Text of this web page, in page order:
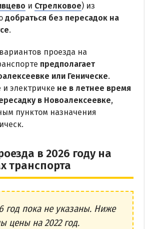
БЕРДЯНСКА
2026
и Стрелковое) из
добраться без пересадок на
.
проезда на
предполагает
или Геническе.
и электричке не в летнее время
в Новоалексеевке,
пунктом назначения
в 2026 году на
транспорта
год пока не указаны. Ниже
цены на 2022 год.